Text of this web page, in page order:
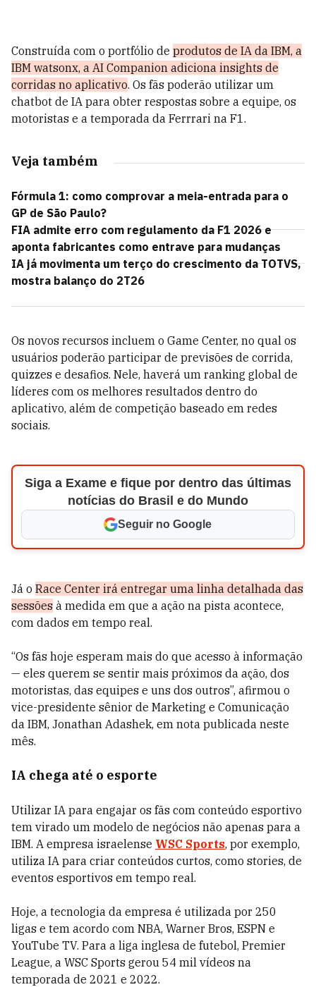
Construída com o portfólio de produtos de IA da IBM, a
IBM watsonx, a AI Companion adiciona insights de
corridas no aplicativo. Os fãs poderão utilizar um
chatbot de IA para obter respostas sobre a equipe, os
motoristas e a temporada da Ferrrari na F1.
Veja também
Fórmula 1: como comprovar a meia-entrada para o
GP de São Paulo?
FIA admite erro com regulamento da F1 2026 e
aponta fabricantes como entrave para mudanças
IA já movimenta um terço do crescimento da TOTVS,
mostra balanço do 2T26
Os novos recursos incluem o Game Center, no qual os
usuários poderão participar de previsões de corrida,
quizzes e desafios. Nele, haverá um ranking global de
líderes com os melhores resultados dentro do
aplicativo, além de competição baseado em redes
sociais.
Siga a Exame e fique por dentro das últimas
notícias do Brasil e do Mundo
Seguir no Google
Já o Race Center irá entregar uma linha detalhada das
sessões à medida em que a ação na pista acontece,
com dados em tempo real.
“Os fãs hoje esperam mais do que acesso à informação
— eles querem se sentir mais próximos da ação, dos
motoristas, das equipes e uns dos outros”, afirmou o
vice-presidente sênior de Marketing e Comunicação
da IBM, Jonathan Adashek, em nota publicada neste
mês.
IA chega até o esporte
Utilizar IA para engajar os fãs com conteúdo esportivo
tem virado um modelo de negócios não apenas para a
IBM. A empresa israelense WSC Sports, por exemplo,
utiliza IA para criar conteúdos curtos, como stories, de
eventos esportivos em tempo real.
Hoje, a tecnologia da empresa é utilizada por 250
ligas e tem acordo com NBA, Warner Bros, ESPN e
YouTube TV. Para a liga inglesa de futebol, Premier
League, a WSC Sports gerou 54 mil vídeos na
temporada de 2021 e 2022.